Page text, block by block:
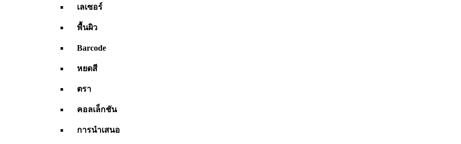
เลเซอร์
พื้นผิว
Barcode
หยดสี
ตรา
คอลเล็กชัน
การนำเสนอ